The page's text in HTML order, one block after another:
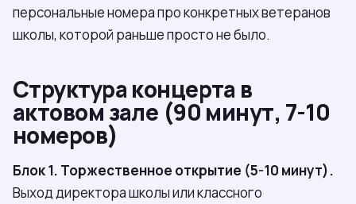
персональные номера про конкретных ветеранов
школы, которой раньше просто не было.
Структура концерта в
актовом зале (90 минут, 7-10
номеров)
Блок 1. Торжественное открытие (5-10 минут).
Выход директора школы или классного